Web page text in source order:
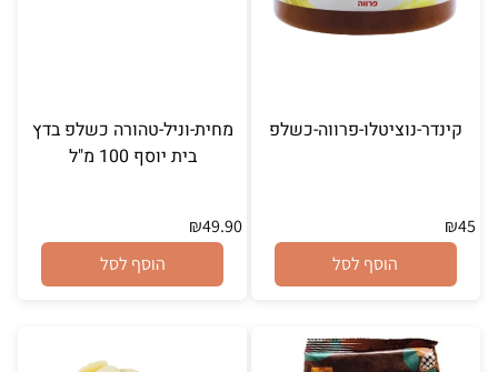
קינדר-נוציטלו-פרווה-כשלפ
₪45
הוסף לסל
מחית-וניל-טהורה כשלפ בדץ
בית יוסף 100 מ"ל
₪49.90
הוסף לסל